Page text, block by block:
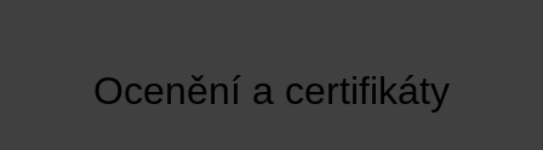
Ocenění a certifikáty